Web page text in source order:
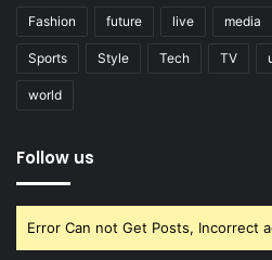
Fashion future live media
Sports Style Tech TV
world
Follow us
Error Can not Get Posts, Incorrect